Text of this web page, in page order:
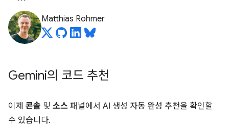
Matthias Rohmer
Gemini의 코드 추천
이제 콘솔 및 소스 패널에서 AI 생성 자동 완성 추천을 확인할
수 있습니다.